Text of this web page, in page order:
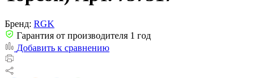
Бренд: RGK
Гарантия от производителя 1 год
Добавить к сравнению